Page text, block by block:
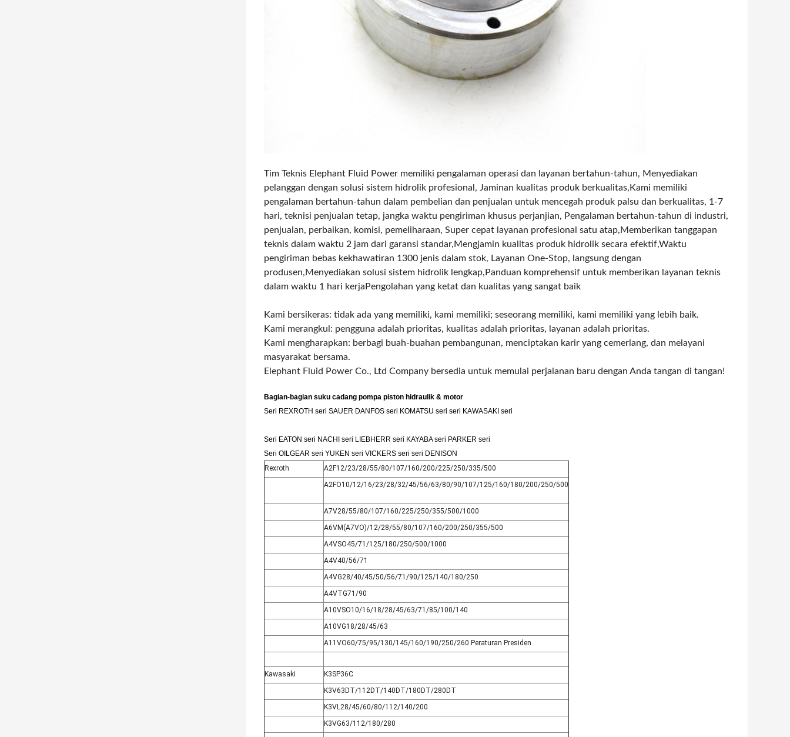
Tim Teknis Elephant Fluid Power memiliki pengalaman operasi dan layanan bertahun-tahun, Menyediakan
pelanggan dengan solusi sistem hidrolik profesional, Jaminan kualitas produk berkualitas,Kami memiliki
pengalaman bertahun-tahun dalam pembelian dan penjualan untuk mencegah produk palsu dan berkualitas, 1-7
hari, teknisi penjualan tetap, jangka waktu pengiriman khusus perjanjian, Pengalaman bertahun-tahun di industri,
penjualan, perbaikan, komisi, pemeliharaan, Super cepat layanan profesional satu atap,Memberikan tanggapan
teknis dalam waktu 2 jam dari garansi standar,Mengjamin kualitas produk hidrolik secara efektif,Waktu
pengiriman bebas kekhawatiran 1300 jenis dalam stok, Layanan One-Stop, langsung dengan
produsen,Menyediakan solusi sistem hidrolik lengkap,Panduan komprehensif untuk memberikan layanan teknis
dalam waktu 1 hari kerjaPengolahan yang ketat dan kualitas yang sangat baik
Kami bersikeras: tidak ada yang memiliki, kami memiliki; seseorang memiliki, kami memiliki yang lebih baik.
Kami merangkul: pengguna adalah prioritas, kualitas adalah prioritas, layanan adalah prioritas.
Kami mengharapkan: berbagi buah-buahan pembangunan, menciptakan karir yang cemerlang, dan melayani
masyarakat bersama.
Elephant Fluid Power Co., Ltd Company bersedia untuk memulai perjalanan baru dengan Anda tangan di tangan!
Bagian-bagian suku cadang pompa piston hidraulik & motor
Seri REXROTH seri SAUER DANFOS seri KOMATSU seri seri KAWASAKI seri
Seri EATON seri NACHI seri LIEBHERR seri KAYABA seri PARKER seri
Seri OILGEAR seri YUKEN seri VICKERS seri seri DENISON
Rexroth
A2F12/23/28/55/80/107/160/200/225/250/335/500
A2FO10/12/16/23/28/32/45/56/63/80/90/107/125/160/180/200/250/500
A7V28/55/80/107/160/225/250/355/500/1000
A6VM(A7VO)/12/28/55/80/107/160/200/250/355/500
A4VSO45/71/125/180/250/500/1000
A4V40/56/71
A4VG28/40/45/50/56/71/90/125/140/180/250
A4VTG71/90
A10VSO10/16/18/28/45/63/71/85/100/140
A10VG18/28/45/63
A11VO60/75/95/130/145/160/190/250/260 Peraturan Presiden
Kawasaki
K3SP36C
K3V63DT/112DT/140DT/180DT/280DT
K3VL28/45/60/80/112/140/200
K3VG63/112/180/280